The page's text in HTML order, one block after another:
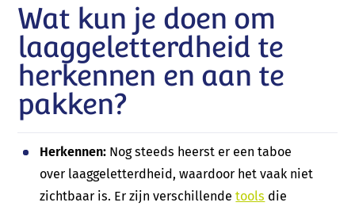
Wat kun je doen om
laaggeletterdheid te
herkennen en aan te
pakken?
Herkennen: Nog steeds heerst er een taboe
over laaggeletterdheid, waardoor het vaak niet
zichtbaar is. Er zijn verschillendetools die